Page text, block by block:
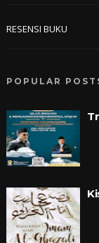
RESENSI BUKU
POPULAR